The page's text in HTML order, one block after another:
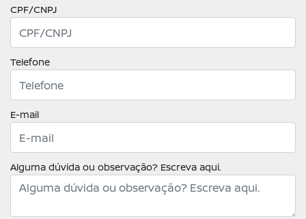
CPF/CNPJ
Telefone
E-mail
Alguma dúvida ou observação? Escreva aqui.